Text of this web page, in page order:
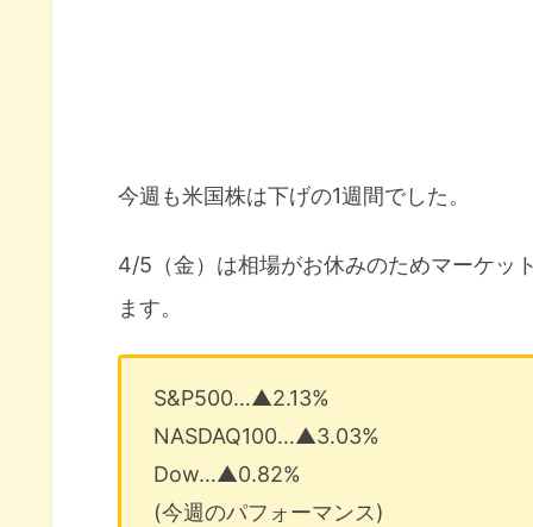
今週も米国株は下げの1週間でした。
4/5（金）は相場がお休みのためマーケッ
ます。
S&P500…▲2.13%
NASDAQ100…▲3.03%
Dow…▲0.82%
(今週のパフォーマンス)